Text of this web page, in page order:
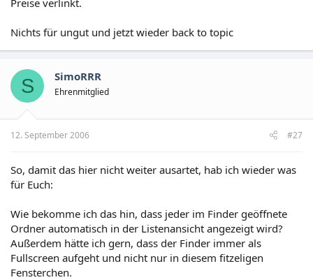
Preise verlinkt.
Nichts für ungut und jetzt wieder back to topic
S SimoRRR
Ehrenmitglied
12. September 2006 #27
So, damit das hier nicht weiter ausartet, hab ich wieder was
für Euch:
Wie bekomme ich das hin, dass jeder im Finder geöffnete
Ordner automatisch in der Listenansicht angezeigt wird?
Außerdem hätte ich gern, dass der Finder immer als
Fullscreen aufgeht und nicht nur in diesem fitzeligen
Fensterchen.